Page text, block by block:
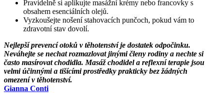
Pravidelně si aplikujte masážní krémy nebo francovky s
obsahem esenciálních olejů.
Vyzkoušejte nošení stahovacích punčoch, pokud vám to
zdravotní stav dovolí.
Nejlepší prevencí otoků v těhotenství je dostatek odpočinku.
Neváhejte se nechat rozmazlovat jinými členy rodiny a nechte si
často masírovat chodidla. Masáž chodidel a reflexní terapie jsou
velmi účinnými a tišícími prostředky prakticky bez žádných
omezení v těhotenství.
Gianna Conti